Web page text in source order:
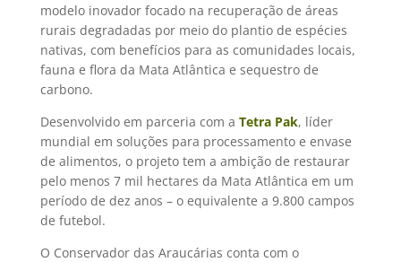
modelo inovador focado na recuperação de áreas
rurais degradadas por meio do plantio de espécies
nativas, com benefícios para as comunidades locais,
fauna e flora da Mata Atlântica e sequestro de
carbono.
Desenvolvido em parceria com a Tetra Pak, líder
mundial em soluções para processamento e envase
de alimentos, o projeto tem a ambição de restaurar
pelo menos 7 mil hectares da Mata Atlântica em um
período de dez anos – o equivalente a 9.800 campos
de futebol.
O Conservador das Araucárias conta com o